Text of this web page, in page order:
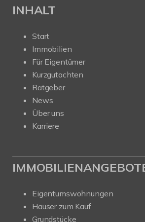
INHALT
Start
Immobilien
Für Eigentümer
Kurzgutachten
Ratgeber
News
Über uns
Karriere
Eigentumswohnungen
Häuser zum Kauf
Grundstücke